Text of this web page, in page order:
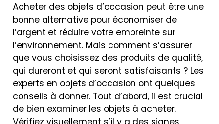
Acheter des objets d’occasion peut être une
bonne alternative pour économiser de
l’argent et réduire votre empreinte sur
l’environnement. Mais comment s’assurer
que vous choisissez des produits de qualité,
qui dureront et qui seront satisfaisants ? Les
experts en objets d’occasion ont quelques
conseils à donner. Tout d’abord, il est crucial
de bien examiner les objets à acheter.
Vérifiez visuellement s’il y a des signes